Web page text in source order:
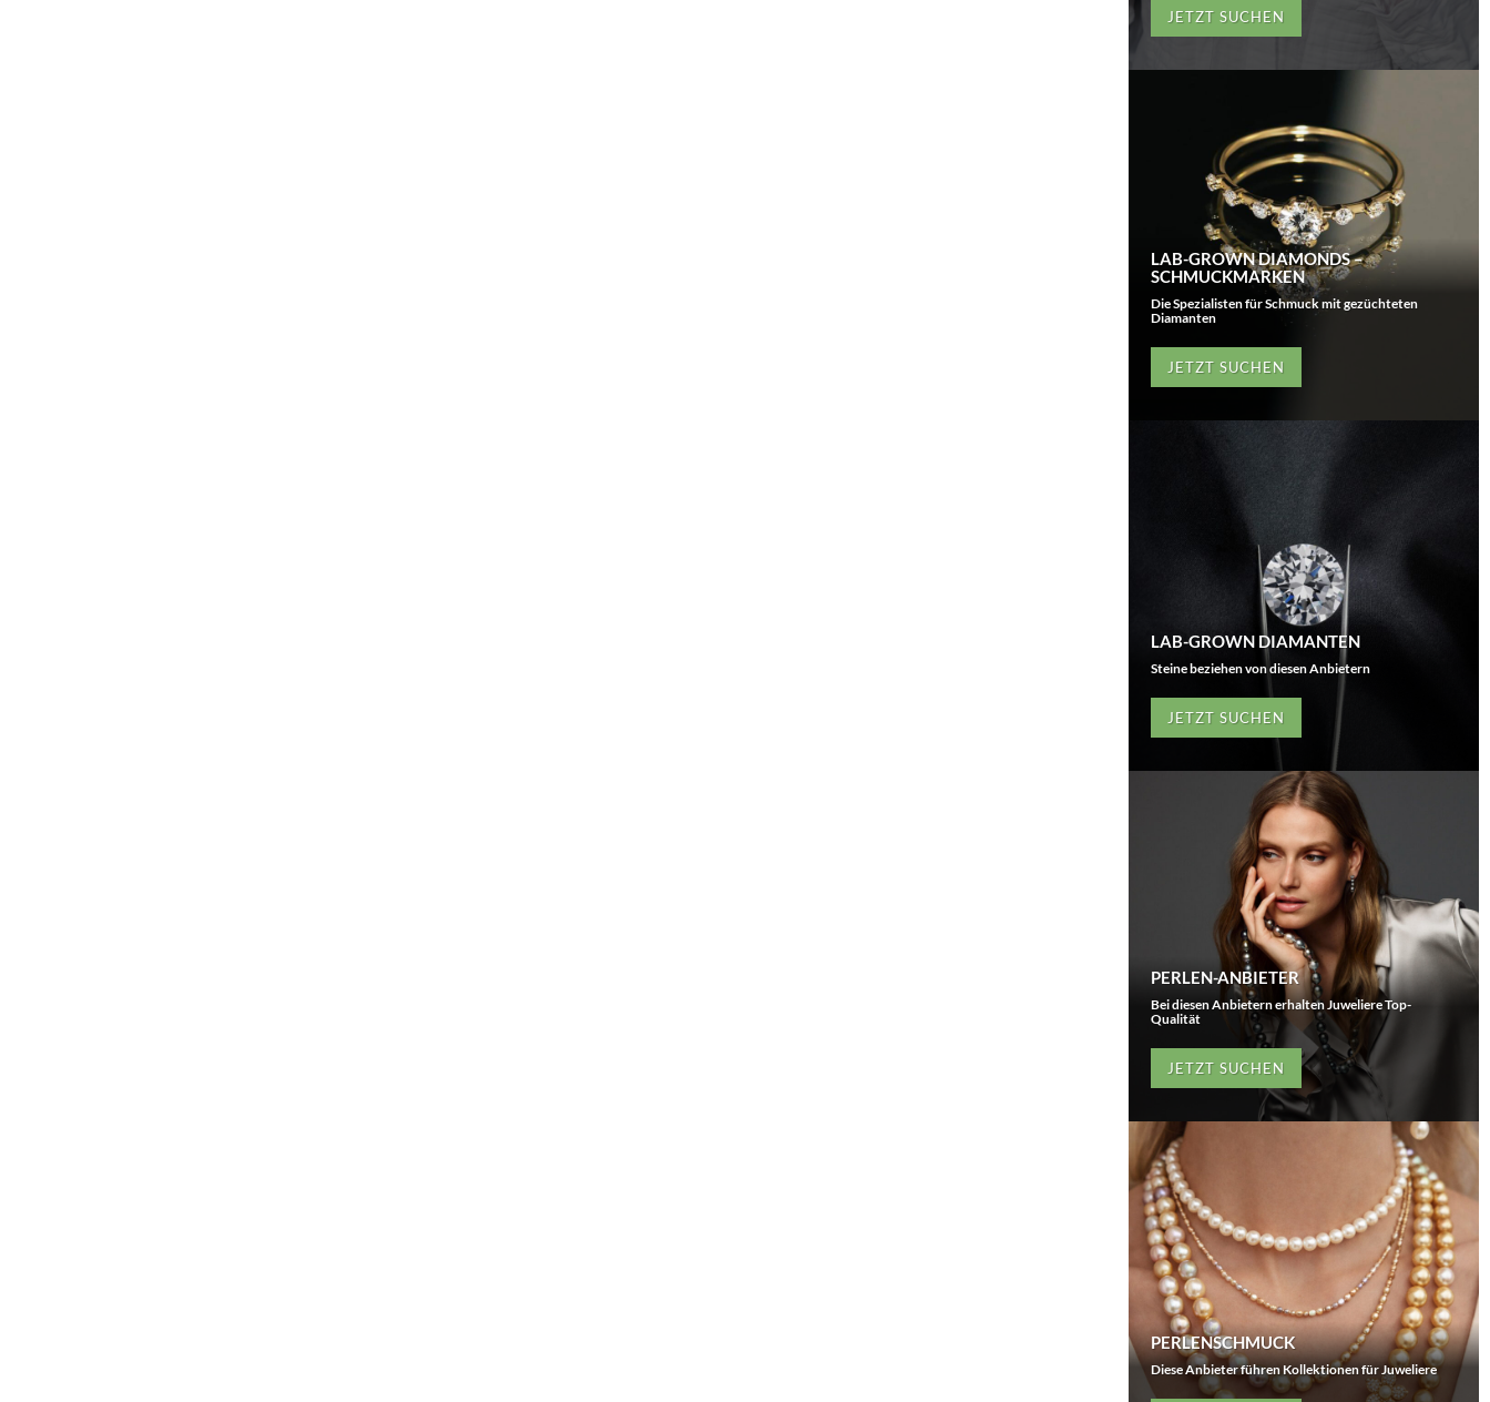
JETZT SUCHEN
LAB-GROWN DIAMONDS –
SCHMUCKMARKEN
Die Spezialisten für Schmuck mit gezüchteten
Diamanten
JETZT SUCHEN
LAB-GROWN DIAMANTEN
Steine beziehen von diesen Anbietern
JETZT SUCHEN
PERLEN-ANBIETER
Bei diesen Anbietern erhalten Juweliere Top-
Qualität
JETZT SUCHEN
PERLENSCHMUCK
Diese Anbieter führen Kollektionen für Juweliere